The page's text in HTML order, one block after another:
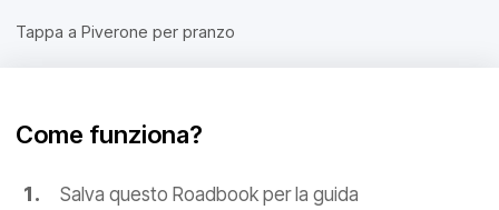
Tappa a Piverone per pranzo
Come funziona?
Salva questo Roadbook per la guida